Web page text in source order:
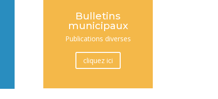
Bulletins
municipaux
Publications diverses
cliquez ici